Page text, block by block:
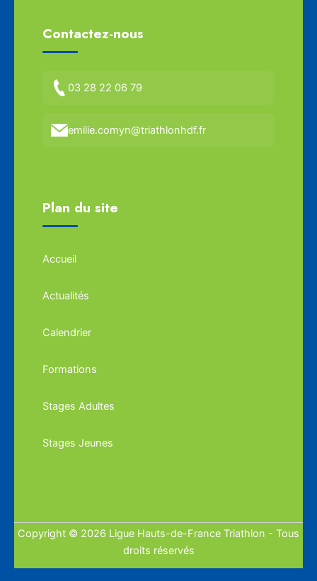
Contactez-nous
03 28 22 06 79
emilie.comyn@triathlonhdf.fr
Plan du site
Accueil
Actualités
Calendrier
Formations
Stages Adultes
Stages Jeunes
Copyright © 2026 Ligue Hauts-de-France Triathlon - Tous
droits réservés